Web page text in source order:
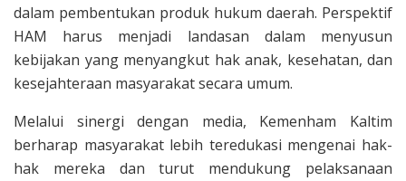
dalam pembentukan produk hukum daerah. Perspektif
HAM harus menjadi landasan dalam menyusun
kebijakan yang menyangkut hak anak, kesehatan, dan
kesejahteraan masyarakat secara umum.
Melalui sinergi dengan media, Kemenham Kaltim
berharap masyarakat lebih teredukasi mengenai hak-
hak mereka dan turut mendukung pelaksanaan